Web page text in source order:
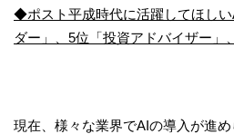
◆ポスト平成時代に活躍してほし
ダー」、5位「投資アドバイザー」
現在、様々な業界でAIの導入が進